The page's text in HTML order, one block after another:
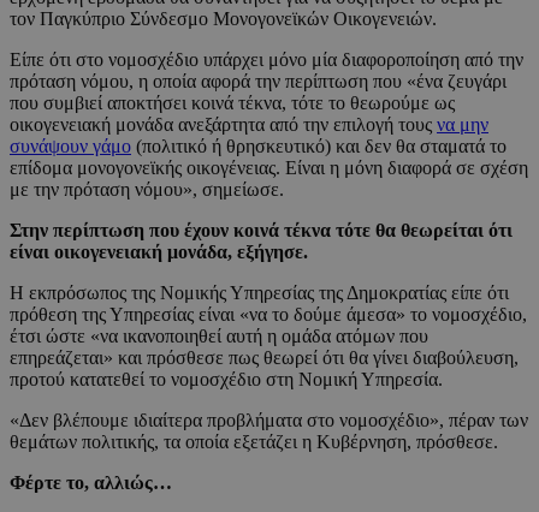
τον Παγκύπριο Σύνδεσμο Μονογονεϊκών Οικογενειών.
Είπε ότι στο νομοσχέδιο υπάρχει μόνο μία διαφοροποίηση από την
πρόταση νόμου, η οποία αφορά την περίπτωση που «ένα ζευγάρι
που συμβιεί αποκτήσει κοινά τέκνα, τότε το θεωρούμε ως
οικογενειακή μονάδα ανεξάρτητα από την επιλογή τους να μην
συνάψουν γάμο (πολιτικό ή θρησκευτικό) και δεν θα σταματά το
επίδομα μονογονεϊκής οικογένειας. Είναι η μόνη διαφορά σε σχέση
με την πρόταση νόμου», σημείωσε.
Στην περίπτωση που έχουν κοινά τέκνα τότε θα θεωρείται ότι
είναι οικογενειακή μονάδα, εξήγησε.
Η εκπρόσωπος της Νομικής Υπηρεσίας της Δημοκρατίας είπε ότι
πρόθεση της Υπηρεσίας είναι «να το δούμε άμεσα» το νομοσχέδιο,
έτσι ώστε «να ικανοποιηθεί αυτή η ομάδα ατόμων που
επηρεάζεται» και πρόσθεσε πως θεωρεί ότι θα γίνει διαβούλευση,
προτού κατατεθεί το νομοσχέδιο στη Νομική Υπηρεσία.
«Δεν βλέπουμε ιδιαίτερα προβλήματα στο νομοσχέδιο», πέραν των
θεμάτων πολιτικής, τα οποία εξετάζει η Κυβέρνηση, πρόσθεσε.
Φέρτε το, αλλιώς…